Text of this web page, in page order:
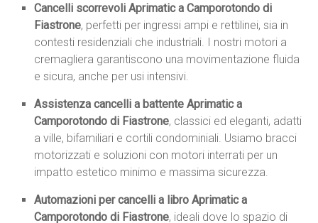
Cancelli scorrevoli Aprimatic a Camporotondo di
Fiastrone, perfetti per ingressi ampi e rettilinei, sia in
contesti residenziali che industriali. I nostri motori a
cremagliera garantiscono una movimentazione fluida
e sicura, anche per usi intensivi.
Assistenza cancelli a battente Aprimatic a
Camporotondo di Fiastrone, classici ed eleganti, adatti
a ville, bifamiliari e cortili condominiali. Usiamo bracci
motorizzati e soluzioni con motori interrati per un
impatto estetico minimo e massima sicurezza.
Automazioni per cancelli a libro Aprimatic a
Camporotondo di Fiastrone, ideali dove lo spazio di